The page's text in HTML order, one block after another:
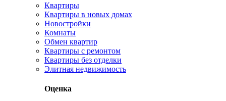
Квартиры
Квартиры в новых домах
Новостройки
Комнаты
Обмен квартир
Квартиры с ремонтом
Квартиры без отделки
Элитная недвижимость
Оценка